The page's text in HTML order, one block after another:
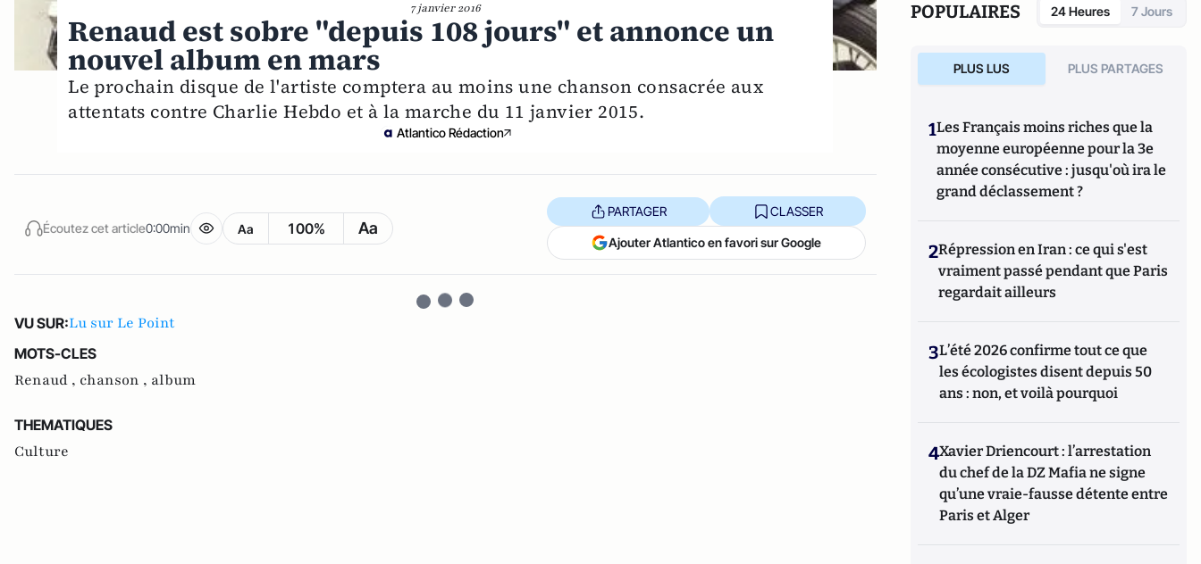
7 janvier 2016
Renaud est sobre "depuis 108 jours" et annonce un
nouvel album en mars
Le prochain disque de l'artiste comptera au moins une chanson consacrée aux
attentats contre Charlie Hebdo et à la marche du 11 janvier 2015.
Atlantico Rédaction
Écoutez cet article0:00min Aa 100% Aa
PARTAGER CLASSER
Ajouter Atlantico en favori sur Google
VU SUR:Lu sur Le Point
MOTS-CLES
Renaud , chanson , album
THEMATIQUES
Culture
POPULAIRES 24 Heures 7 Jours
PLUS LUS PLUS PARTAGES
1Les Français moins riches que la
moyenne européenne pour la 3e
année consécutive : jusqu'où ira le
grand déclassement ?
2Répression en Iran : ce qui s'est
vraiment passé pendant que Paris
regardait ailleurs
3L’été 2026 confirme tout ce que
les écologistes disent depuis 50
ans : non, et voilà pourquoi
4Xavier Driencourt : l’arrestation
du chef de la DZ Mafia ne signe
qu’une vraie-fausse détente entre
Paris et Alger